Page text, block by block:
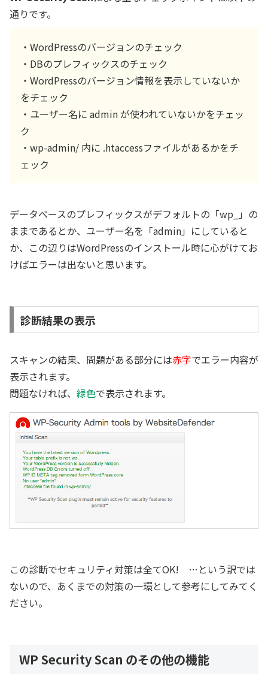
通りです。
・WordPressのバージョンのチェック
・DBのプレフィックスのチェック
・WordPressのバージョン情報を表示していないか
をチェック
・ユーザー名に admin が使われていないかをチェッ
ク
・wp-admin/ 内に .htaccessファイルがあるかをチ
ェック
データベースのプレフィックスがデフォルトの「wp_」の
ままであるとか、ユーザー名を「admin」にしていると
か、この辺りはWordPressのインストール時に心がけてお
けばエラーは出ないと思います。
診断結果の表示
スキャンの結果、問題がある部分には赤字でエラー内容が
表示されます。
問題なければ、 緑色で表示されます。
この診断でセキュリティ対策は全てOK! …という訳では
ないので、あくまでの対策の一環として参考にしてみてく
ださい。
WP Security Scan のその他の機能